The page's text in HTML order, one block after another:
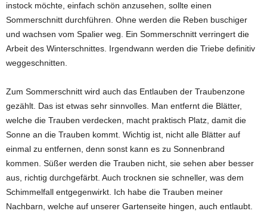
instock möchte, einfach schön anzusehen, sollte einen
Sommerschnitt durchführen. Ohne werden die Reben buschiger
und wachsen vom Spalier weg. Ein Sommerschnitt verringert die
Arbeit des Winterschnittes. Irgendwann werden die Triebe definitiv
weggeschnitten.
Zum Sommerschnitt wird auch das Entlauben der Traubenzone
gezählt. Das ist etwas sehr sinnvolles. Man entfernt die Blätter,
welche die Trauben verdecken, macht praktisch Platz, damit die
Sonne an die Trauben kommt. Wichtig ist, nicht alle Blätter auf
einmal zu entfernen, denn sonst kann es zu Sonnenbrand
kommen. Süßer werden die Trauben nicht, sie sehen aber besser
aus, richtig durchgefärbt. Auch trocknen sie schneller, was dem
Schimmelfall entgegenwirkt. Ich habe die Trauben meiner
Nachbarn, welche auf unserer Gartenseite hingen, auch entlaubt.